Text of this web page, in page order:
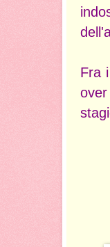
Fra